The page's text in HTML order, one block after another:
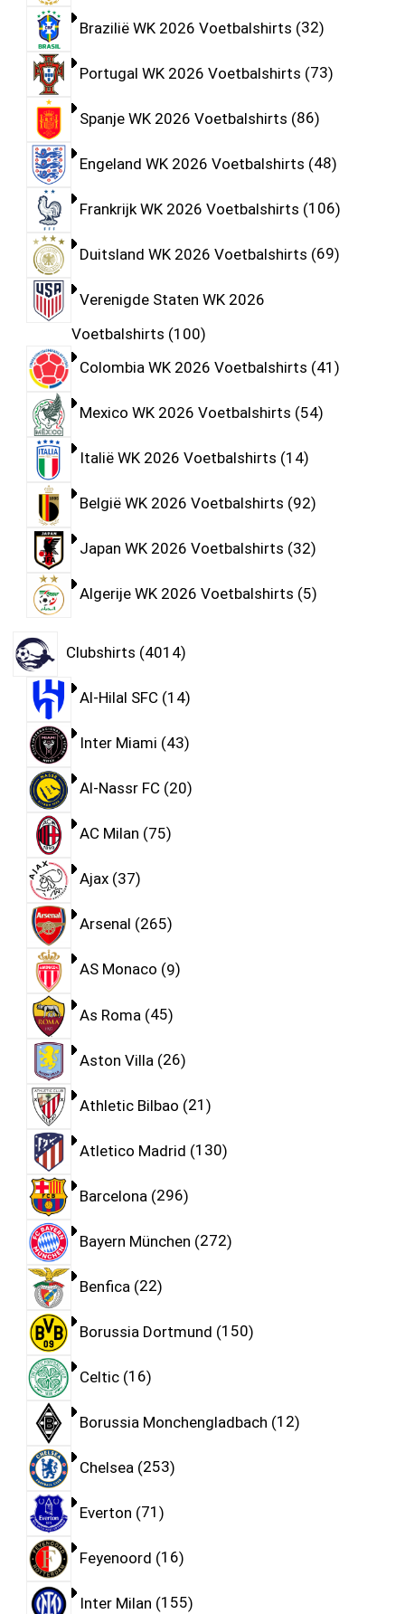
Brazilië WK 2026 Voetbalshirts 32
Portugal WK 2026 Voetbalshirts 73
Spanje WK 2026 Voetbalshirts 86
Engeland WK 2026 Voetbalshirts 48
Frankrijk WK 2026 Voetbalshirts 106
Duitsland WK 2026 Voetbalshirts 69
Verenigde Staten WK 2026
Voetbalshirts 100
Colombia WK 2026 Voetbalshirts 41
Mexico WK 2026 Voetbalshirts 54
Italië WK 2026 Voetbalshirts 14
België WK 2026 Voetbalshirts 92
Japan WK 2026 Voetbalshirts 32
Algerije WK 2026 Voetbalshirts 5
Clubshirts 4014
Al-Hilal SFC 14
Inter Miami 43
Al-Nassr FC 20
AC Milan 75
Ajax 37
Arsenal 265
AS Monaco 9
As Roma 45
Aston Villa 26
Athletic Bilbao 21
Atletico Madrid 130
Barcelona 296
Bayern München 272
Benfica 22
Borussia Dortmund 150
Celtic 16
Borussia Monchengladbach 12
Chelsea 253
Everton 71
Feyenoord 16
Inter Milan 155